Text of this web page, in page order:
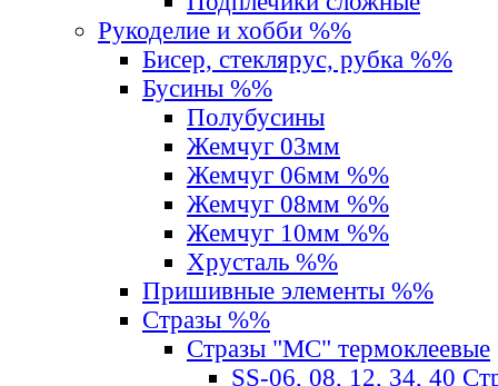
Рукоделие и хобби %%
Бисер, стеклярус, рубка %%
Бусины %%
Полубусины
Жемчуг 03мм
Жемчуг 06мм %%
Жемчуг 08мм %%
Жемчуг 10мм %%
Хрусталь %%
Пришивные элементы %%
Стразы %%
Стразы "MС" термоклеевые
SS-06, 08, 12, 34, 40